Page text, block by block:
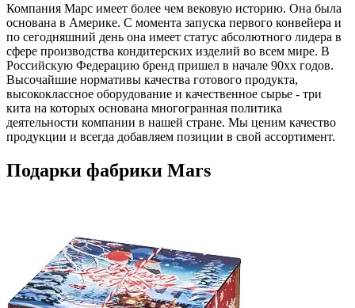
Компания Марс имеет более чем вековую историю. Она была
основана в Америке. С момента запуска первого конвейера и
по сегодняшний день она имеет статус абсолютного лидера в
сфере производства кондитерских изделий во всем мире. В
Российскую Федерацию бренд пришел в начале 90хх годов.
Высочайшие нормативы качества готового продукта,
высококлассное оборудование и качественное сырье - три
кита на которых основана многогранная политика
деятельности компании в нашей стране. Мы ценим качество
продукции и всегда добавляем позиции в свой ассортимент.
Подарки фабрики Mars